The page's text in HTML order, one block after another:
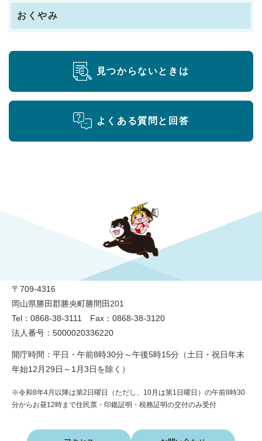
おくやみ
見つからないときは
よくある質問と回答
〒709-4316
岡山県勝田郡勝央町勝間田201
Tel：0868-38-3111 Fax：0868-38-3120
法人番号：5000020336220
開庁時間：平日・午前8時30分～午後5時15分（土日・祝日年末
年始12月29日～1月3日を除く）
※令和8年4月以降は第2日曜日（ただし、10月は第1日曜日）の午前8時30
分からお昼12時まで住民票・印鑑証明・税務証明の交付のみ受付